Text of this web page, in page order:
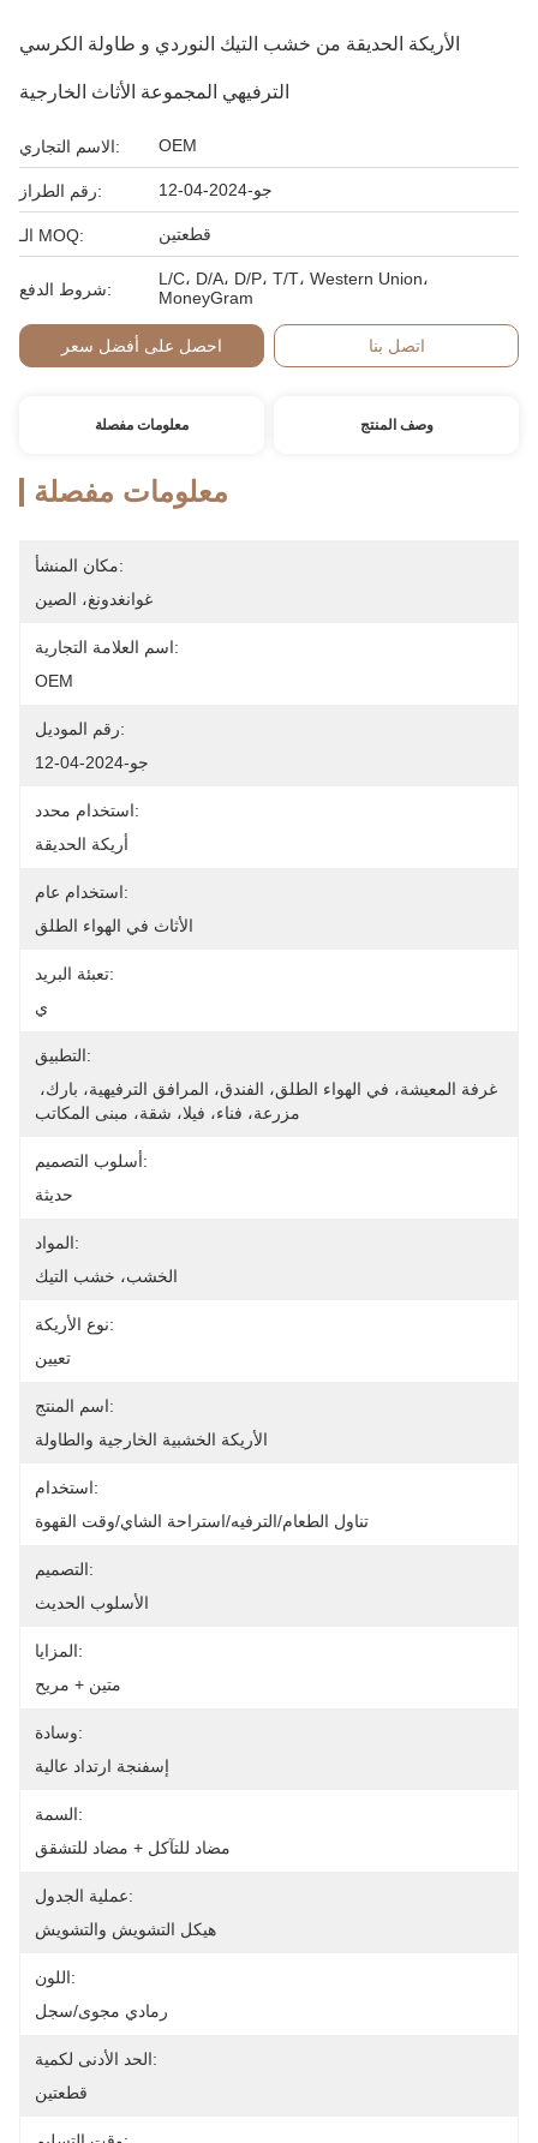
الأريكة الحديقة من خشب التيك النوردي و طاولة الكرسي
الترفيهي المجموعة الأثاث الخارجية
الاسم التجاري: OEM
رقم الطراز: جو-2024-04-12
الـ MOQ: قطعتين
شروط الدفع:
L/C، D/A، D/P، T/T، Western Union،
MoneyGram
احصل على أفضل سعر اتصل بنا
معلومات مفصلة وصف المنتج
معلومات مفصلة
مكان المنشأ:
غوانغدونغ، الصين
اسم العلامة التجارية:
OEM
رقم الموديل:
جو-2024-04-12
استخدام محدد:
أريكة الحديقة
استخدام عام:
الأثاث في الهواء الطلق
تعبئة البريد:
ي
التطبيق:
مزرعة، فناء، فيلا، شقة، مبنى المكاتب
أسلوب التصميم:
حديثة
المواد:
الخشب، خشب التيك
نوع الأريكة:
تعيين
اسم المنتج:
الأريكة الخشبية الخارجية والطاولة
استخدام:
تناول الطعام/الترفيه/استراحة الشاي/وقت القهوة
التصميم:
الأسلوب الحديث
المزايا:
متين + مريح
وسادة:
إسفنجة ارتداد عالية
السمة:
مضاد للتآكل + مضاد للتشقق
عملية الجدول:
هيكل التشويش والتشويش
اللون:
رمادي مجوى/سجل
الحد الأدنى لكمية:
قطعتين